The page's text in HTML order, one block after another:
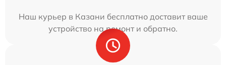
Наш курьер в Казани бесплатно доставит ваше
устройство на ремонт и обратно.